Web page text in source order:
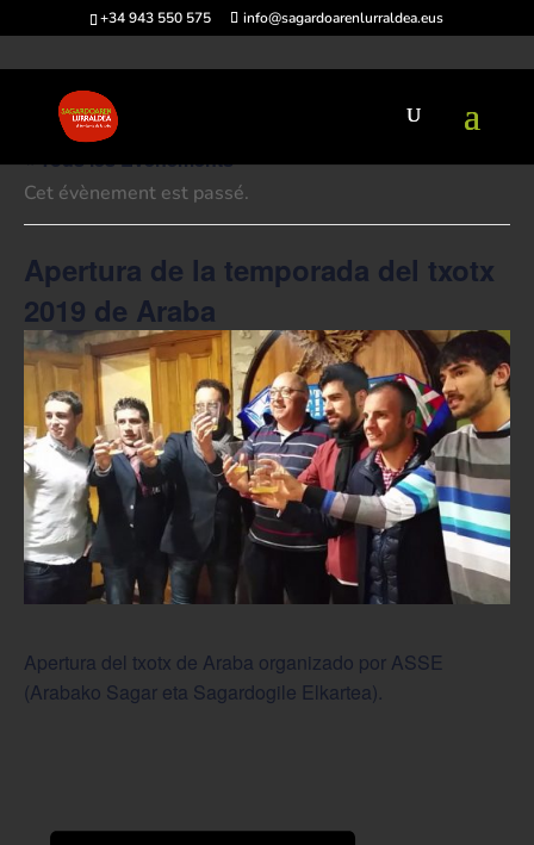
+34 943 550 575 info@sagardoarenlurraldea.eus
« Tous les Évènements
Cet évènement est passé.
Apertura de la temporada del txotx
2019 de Araba
Apertura del txotx de Araba organizado por ASSE
(Arabako Sagar eta Sagardogile Elkartea).